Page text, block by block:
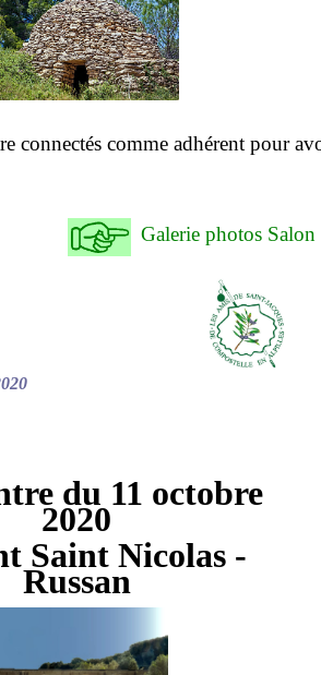
connectés comme adhérent pour
Galerie photos
du 11 octobre
2020
Saint Nicolas -
Russan